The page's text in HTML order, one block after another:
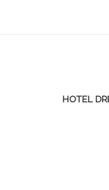
HOTEL